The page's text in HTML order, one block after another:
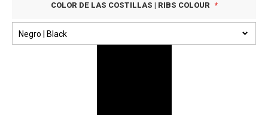
COLOR DE LAS COSTILLAS | RIBS COLOUR